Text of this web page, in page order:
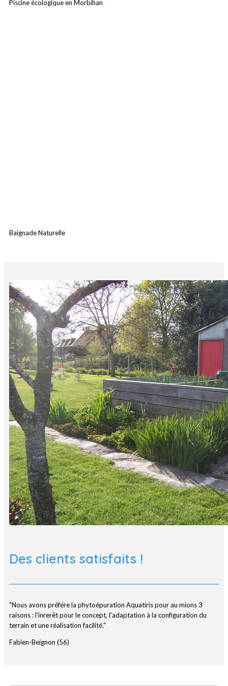
Piscine écologique en Morbihan
Baignade Naturelle
Des clients satisfaits !
"Nous avons préfére la phytoépuration Aquatiris pour au mions 3
raisons : l'inrerêt pour le concept, l'adaptation à la configuration du
terrain et une réalisation facilité."
Fabien-Beignon (56)